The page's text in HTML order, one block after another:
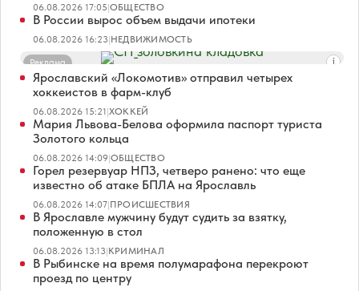
06.08.2026 17:05|ОБЩЕСТВО
В России вырос объем выдачи ипотеки
06.08.2026 16:23|НЕДВИЖИМОСТЬ
Реклама
Ярославский «Локомотив» отправил четырех
хоккеистов в фарм-клуб
06.08.2026 15:21|ХОККЕЙ
Мария Львова-Белова оформила паспорт туриста
Золотого кольца
06.08.2026 14:09|ОБЩЕСТВО
Горел резервуар НПЗ, четверо ранено: что еще
известно об атаке БПЛА на Ярославль
06.08.2026 14:07|ПРОИСШЕСТВИЯ
В Ярославле мужчину будут судить за взятку,
положенную в стол
06.08.2026 13:13|КРИМИНАЛ
В Рыбинске на время полумарафона перекроют
проезд по центру